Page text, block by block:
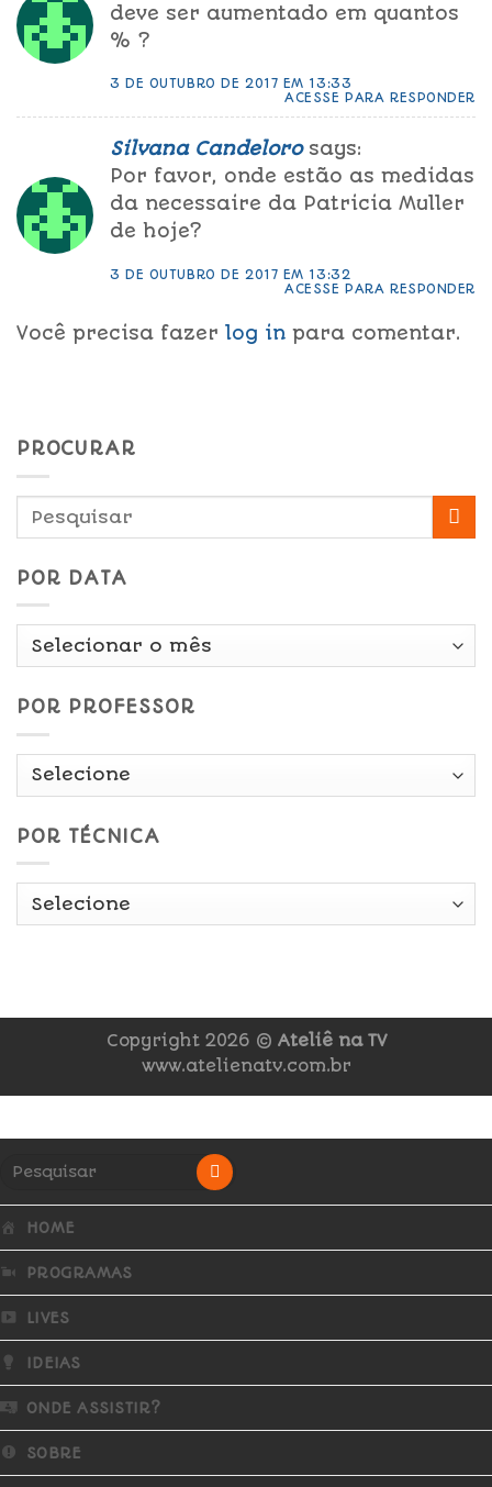
deve ser aumentado em quantos
% ?
3 DE OUTUBRO DE 2017 EM 13:33
ACESSE PARA RESPONDER
Silvana Candeloro says:
Por favor, onde estão as medidas
da necessaire da Patricia Muller
de hoje?
3 DE OUTUBRO DE 2017 EM 13:32
ACESSE PARA RESPONDER
Você precisa fazer log in para comentar.
PROCURAR
POR DATA
Por
POR PROFESSOR
POR TÉCNICA
Copyright 2026 © Ateliê na TV
www.atelienatv.com.br
HOME
PROGRAMAS
LIVES
IDEIAS
ONDE ASSISTIR?
SOBRE